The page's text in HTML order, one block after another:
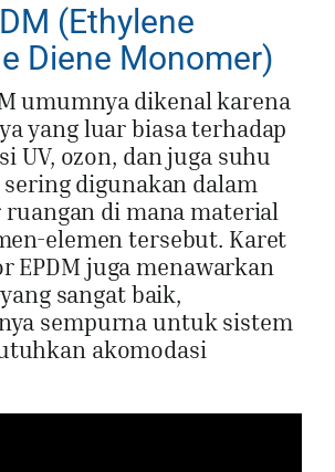
(Ethylene
Diene Monomer)
umumnya dikenal karena
yang luar biasa terhadap
UV, ozon, dan juga suhu
digunakan dalam
di mana material
elemen tersebut. Karet
EPDM juga menawarkan
sangat baik,
sempurna untuk sistem
akomodasi